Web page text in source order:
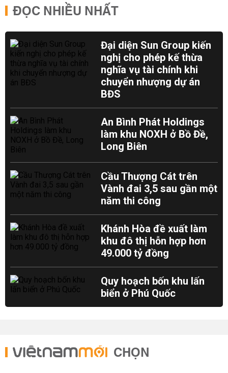
ĐỌC NHIỀU NHẤT
Đại diện Sun Group kiến
nghị cho phép kế thừa
nghĩa vụ tài chính khi
chuyển nhượng dự án
BĐS
An Bình Phát Holdings
làm khu NOXH ở Bồ Đề,
Long Biên
Cầu Thượng Cát trên
Vành đai 3,5 sau gần một
năm thi công
Khánh Hòa đề xuất làm
khu đô thị hỗn hợp hơn
49.000 tỷ đồng
Quy hoạch bốn khu lấn
biển ở Phú Quốc
CHỌN